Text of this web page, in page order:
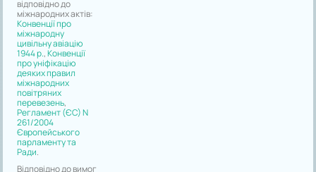
відповідно до
міжнародних актів:
Конвенції про
міжнародну
цивільну авіацію
1944 р.,Конвенції
про уніфікацію
деяких правил
міжнародних
повітряних
перевезень,
Регламент (ЄС) N
261/2004
Європейського
парламенту та
Ради.
Відповідно до вимог